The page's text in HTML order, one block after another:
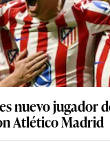
nuevo jugador
Atlético Madrid